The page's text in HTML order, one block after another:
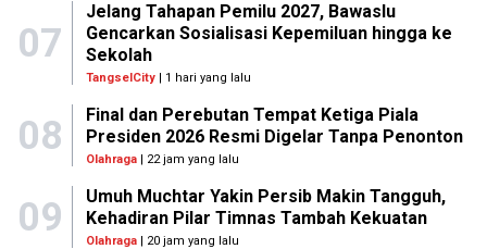
07
Jelang Tahapan Pemilu 2027, Bawaslu
Gencarkan Sosialisasi Kepemiluan hingga ke
Sekolah
TangselCity| 1 hari yang lalu
08
Final dan Perebutan Tempat Ketiga Piala
Presiden 2026 Resmi Digelar Tanpa Penonton
Olahraga| 22 jam yang lalu
09
Umuh Muchtar Yakin Persib Makin Tangguh,
Kehadiran Pilar Timnas Tambah Kekuatan
Olahraga| 20 jam yang lalu